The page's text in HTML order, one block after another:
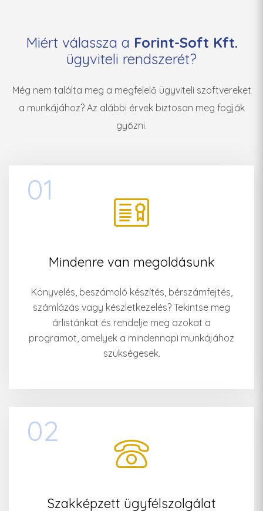
Miért válassza a Forint-Soft Kft.
ügyviteli rendszerét?
Még nem találta meg a megfelelő ügyviteli szoftvereket
a munkájához? Az alábbi érvek biztosan meg fogják
győzni.
01
Mindenre van megoldásunk
Könyvelés, beszámoló készítés, bérszámfejtés,
számlázás vagy készletkezelés? Tekintse meg
árlistánkat és rendelje meg azokat a
programot, amelyek a mindennapi munkájához
szükségesek.
02
Szakképzett ügyfélszolgálat